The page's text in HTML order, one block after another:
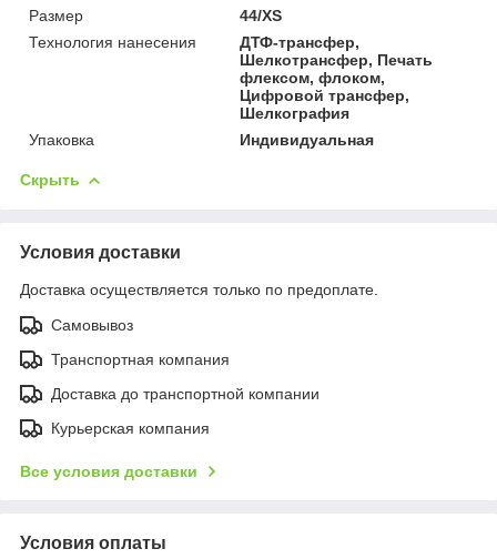
Размер
44/XS
Технология нанесения
ДТФ-трансфер,
Шелкотрансфер, Печать
флексом, флоком,
Цифровой трансфер,
Шелкография
Упаковка
Индивидуальная
Скрыть
Условия доставки
Доставка осуществляется только по предоплате.
Самовывоз
Транспортная компания
Доставка до транспортной компании
Курьерская компания
Все условия доставки
Условия оплаты